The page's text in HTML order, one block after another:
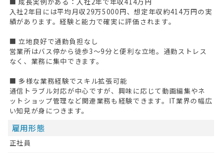
入社2年目には平均月収29万5000円、想定年収約414万円の実
績があります。経験と能力で確実に評価されます。
■ 立地良好で通勤負担なし
営業所はバス停から徒歩3～9分と便利な立地。通勤ストレス
なく、業務に集中できます。
■ 多様な業務経験でスキル拡張可能
通信トラブル対応が中心ですが、興味に応じて動画編集やネ
ットショップ管理など関連業務も経験できます。IT業界の幅広
い知見が身につきます。
雇用形態
正社員